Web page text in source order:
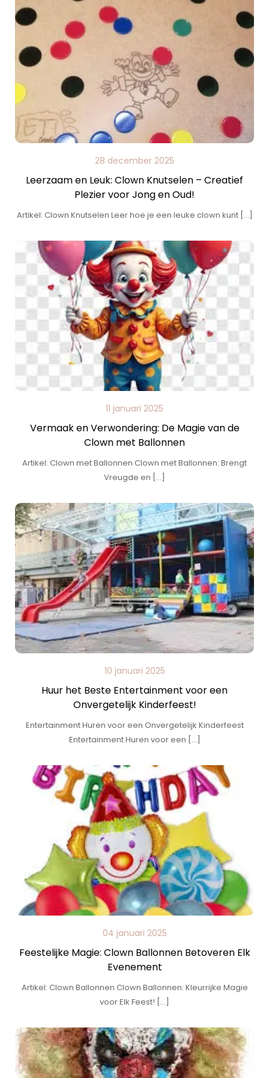
28 december 2025
Leerzaam en Leuk: Clown Knutselen – Creatief
Plezier voor Jong en Oud!
Artikel: Clown Knutselen Leer hoe je een leuke clown kunt […]
11 januari 2025
Vermaak en Verwondering: De Magie van de
Clown met Ballonnen
Artikel: Clown met Ballonnen Clown met Ballonnen: Brengt
Vreugde en […]
10 januari 2025
Huur het Beste Entertainment voor een
Onvergetelijk Kinderfeest!
Entertainment Huren voor een Onvergetelijk Kinderfeest
Entertainment Huren voor een […]
04 januari 2025
Feestelijke Magie: Clown Ballonnen Betoveren Elk
Evenement
Artikel: Clown Ballonnen Clown Ballonnen: Kleurrijke Magie
voor Elk Feest! […]